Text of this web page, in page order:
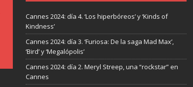
Cannes 2024: día 4. ‘Los hiperbóreos’ y ‘Kinds of
Kindness’
Cannes 2024: día 3. ‘Furiosa: De la saga Mad Max’,
‘Bird’ y ‘Megalópolis’
Cannes 2024: día 2. Meryl Streep, una “rockstar” en
Cannes